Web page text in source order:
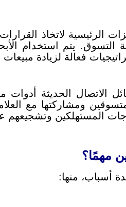
الرئيسية لاتخاذ
التسوق. يتم استخدام
فعالة لزيادة مبيعات
الاتصال الحديثة
ومشاركتها مع
المستهلكين وتشجيعهم
مهمًا؟
أسباب، منها: